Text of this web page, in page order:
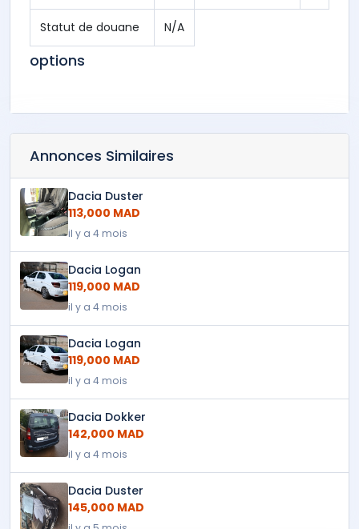
Statut de douane N/A
options
Annonces Similaires
Dacia Duster
113,000 MAD
il y a 4 mois
Dacia Logan
119,000 MAD
il y a 4 mois
Dacia Logan
119,000 MAD
il y a 4 mois
Dacia Dokker
142,000 MAD
il y a 4 mois
Dacia Duster
145,000 MAD